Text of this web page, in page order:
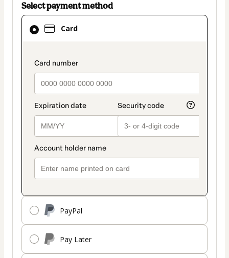
Select payment method
Card
payment_data.section_title_v2
PayPal
Pay Later
Card
selected
method